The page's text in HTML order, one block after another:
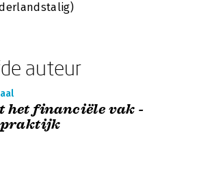
auteur
het financiële vak -
praktijk